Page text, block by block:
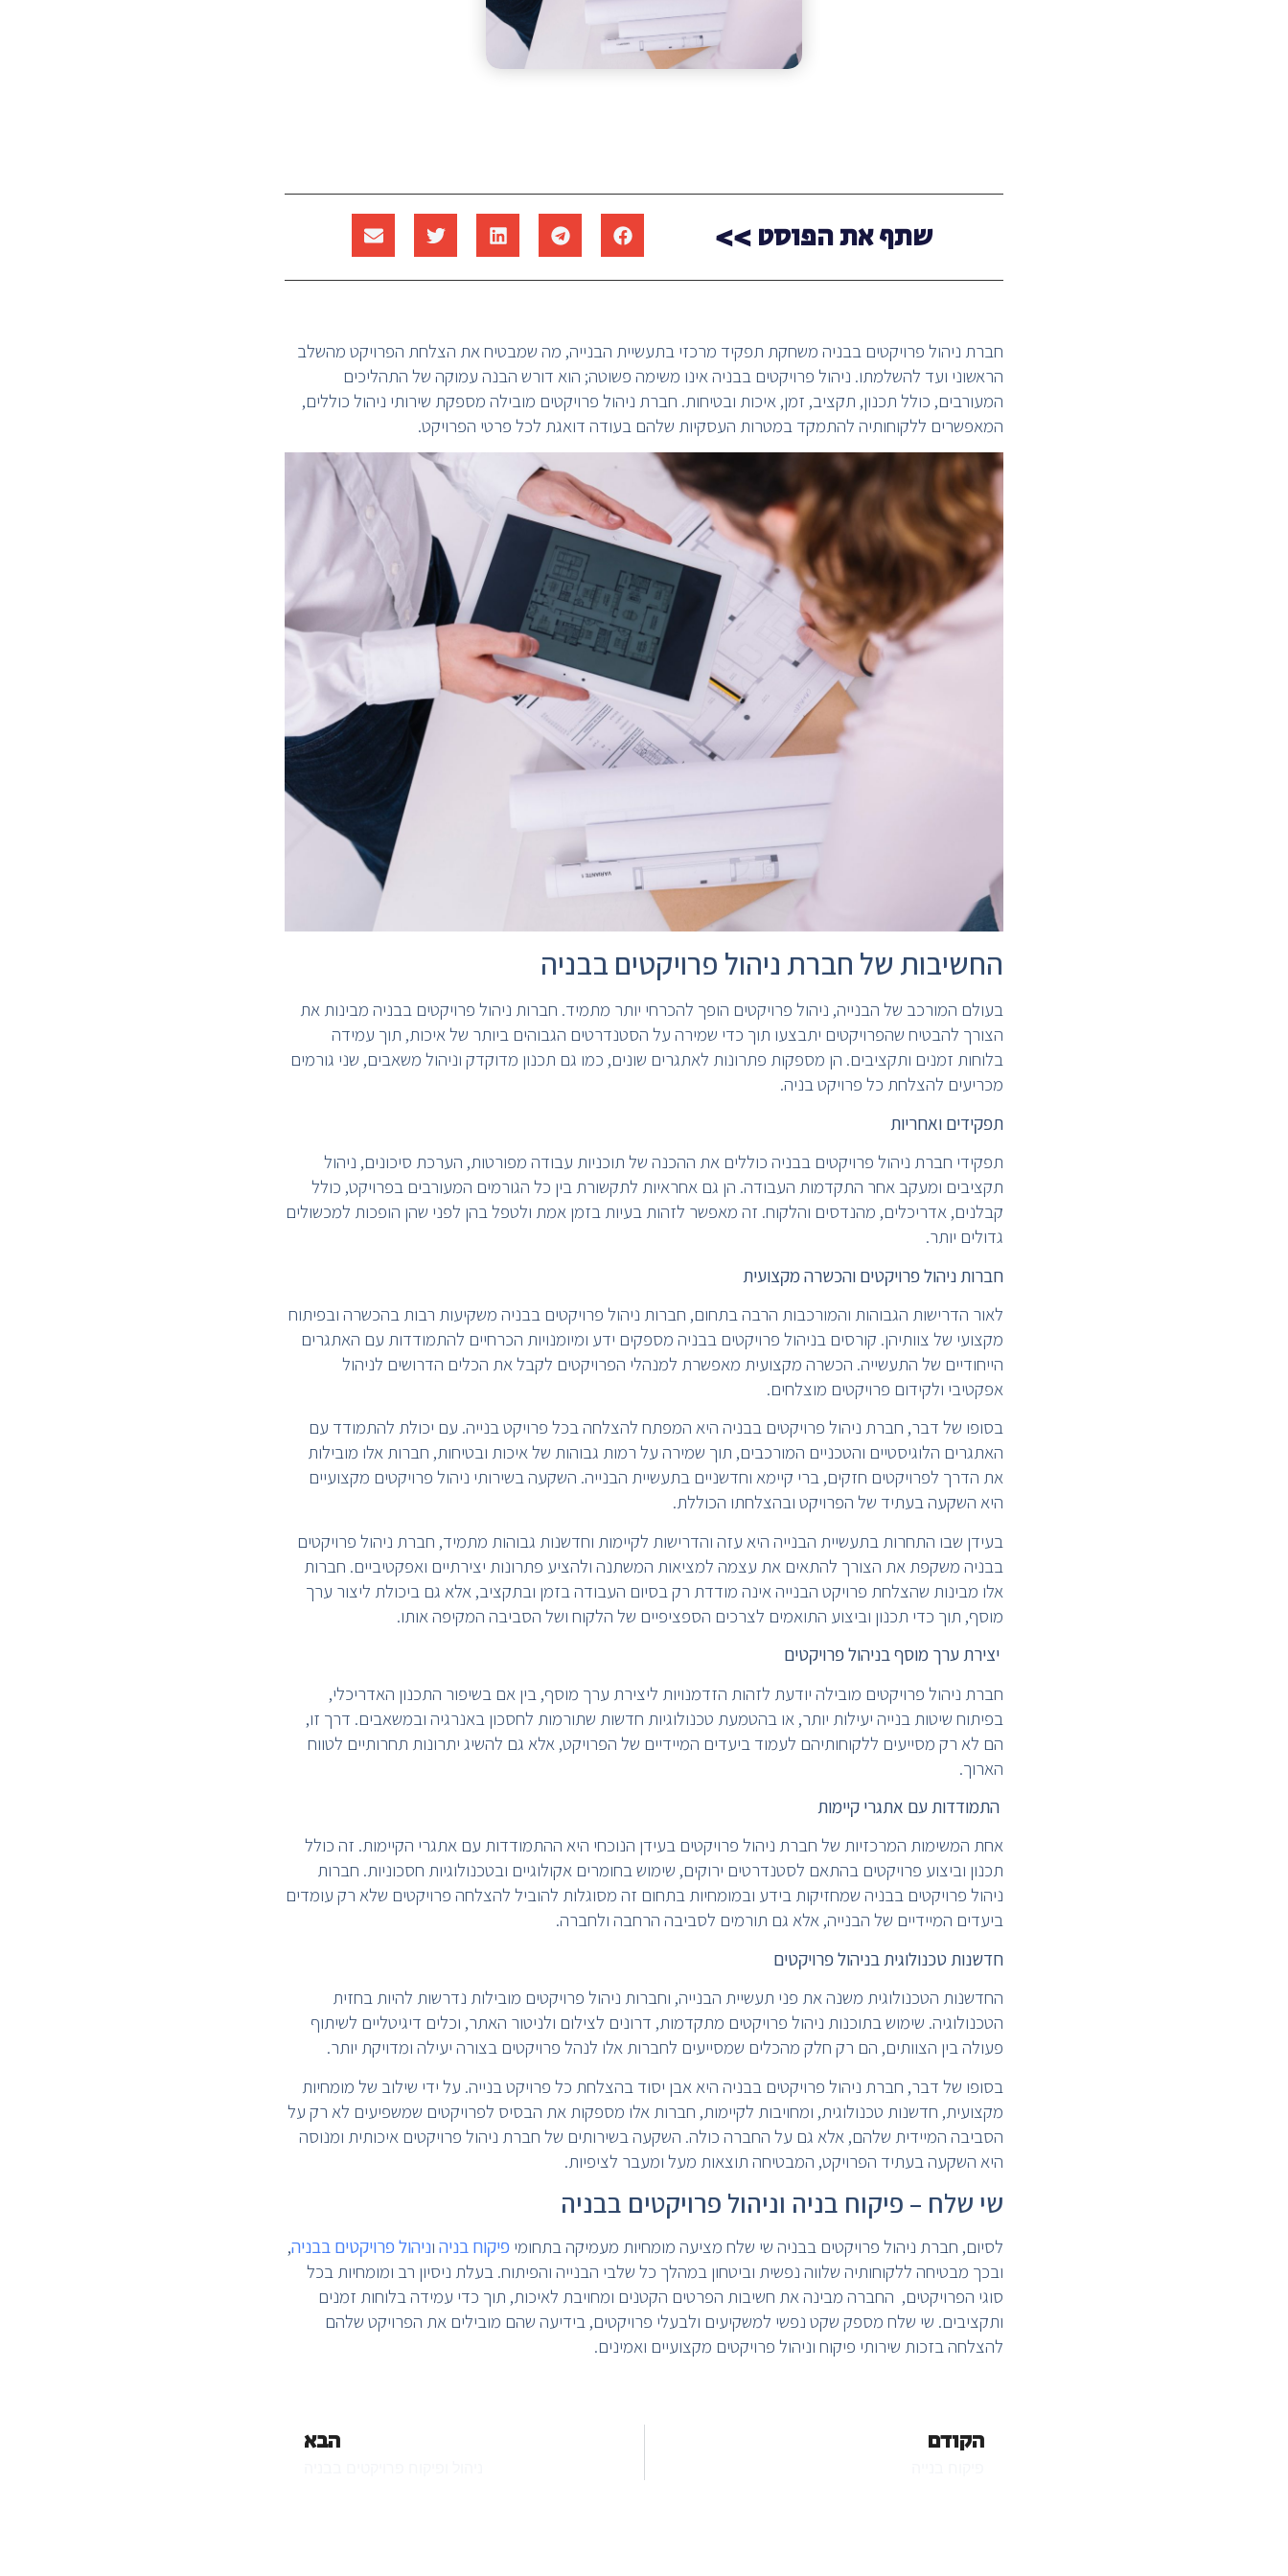
שתף את הפוסט >>
חברת ניהול פרויקטים בבניה משחקת תפקיד מרכזי בתעשיית הבנייה, מה שמבטיח את הצלחת הפרויקט מהשלב
הראשוני ועד להשלמתו. ניהול פרויקטים בבניה אינו משימה פשוטה; הוא דורש הבנה עמוקה של התהליכים
המעורבים, כולל תכנון, תקציב, זמן, איכות ובטיחות. חברת ניהול פרויקטים מובילה מספקת שירותי ניהול כוללים,
המאפשרים ללקוחותיה להתמקד במטרות העסקיות שלהם בעודה דואגת לכל פרטי הפרויקט.
החשיבות של חברת ניהול פרויקטים בבניה
בעולם המורכב של הבנייה, ניהול פרויקטים הופך להכרחי יותר מתמיד. חברות ניהול פרויקטים בבניה מבינות את
הצורך להבטיח שהפרויקטים יתבצעו תוך כדי שמירה על הסטנדרטים הגבוהים ביותר של איכות, תוך עמידה
בלוחות זמנים ותקציבים. הן מספקות פתרונות לאתגרים שונים, כמו גם תכנון מדוקדק וניהול משאבים, שני גורמים
מכריעים להצלחת כל פרויקט בניה.
תפקידים ואחריות
תפקידי חברת ניהול פרויקטים בבניה כוללים את ההכנה של תוכניות עבודה מפורטות, הערכת סיכונים, ניהול
תקציבים ומעקב אחר התקדמות העבודה. הן גם אחראיות לתקשורת בין כל הגורמים המעורבים בפרויקט, כולל
קבלנים, אדריכלים, מהנדסים והלקוח. זה מאפשר לזהות בעיות בזמן אמת ולטפל בהן לפני שהן הופכות למכשולים
גדולים יותר.
חברות ניהול פרויקטים והכשרה מקצועית
לאור הדרישות הגבוהות והמורכבות הרבה בתחום, חברות ניהול פרויקטים בבניה משקיעות רבות בהכשרה ובפיתוח
מקצועי של צוותיהן. קורסים בניהול פרויקטים בבניה מספקים ידע ומיומנויות הכרחיים להתמודדות עם האתגרים
הייחודיים של התעשייה. הכשרה מקצועית מאפשרת למנהלי הפרויקטים לקבל את הכלים הדרושים לניהול
אפקטיבי ולקידום פרויקטים מוצלחים.
בסופו של דבר, חברת ניהול פרויקטים בבניה היא המפתח להצלחה בכל פרויקט בנייה. עם יכולת להתמודד עם
האתגרים הלוגיסטיים והטכניים המורכבים, תוך שמירה על רמות גבוהות של איכות ובטיחות, חברות אלו מובילות
את הדרך לפרויקטים חזקים, ברי קיימא וחדשניים בתעשיית הבנייה. השקעה בשירותי ניהול פרויקטים מקצועיים
היא השקעה בעתיד של הפרויקט ובהצלחתו הכוללת.
בעידן שבו התחרות בתעשיית הבנייה היא עזה והדרישות לקיימות וחדשנות גבוהות מתמיד, חברת ניהול פרויקטים
בבניה משקפת את הצורך להתאים את עצמה למציאות המשתנה ולהציע פתרונות יצירתיים ואפקטיביים. חברות
אלו מבינות שהצלחת פרויקט הבנייה אינה מודדת רק בסיום העבודה בזמן ובתקציב, אלא גם ביכולת ליצור ערך
מוסף, תוך כדי תכנון וביצוע התואמים לצרכים הספציפיים של הלקוח ושל הסביבה המקיפה אותו.
יצירת ערך מוסף בניהול פרויקטים
חברת ניהול פרויקטים מובילה יודעת לזהות הזדמנויות ליצירת ערך מוסף, בין אם בשיפור התכנון האדריכלי,
בפיתוח שיטות בנייה יעילות יותר, או בהטמעת טכנולוגיות חדשות שתורמות לחסכון באנרגיה ובמשאבים. דרך זו,
הם לא רק מסייעים ללקוחותיהם לעמוד ביעדים המיידיים של הפרויקט, אלא גם להשיג יתרונות תחרותיים לטווח
הארוך.
התמודדות עם אתגרי קיימות
אחת המשימות המרכזיות של חברת ניהול פרויקטים בעידן הנוכחי היא ההתמודדות עם אתגרי הקיימות. זה כולל
תכנון וביצוע פרויקטים בהתאם לסטנדרטים ירוקים, שימוש בחומרים אקולוגיים ובטכנולוגיות חסכוניות. חברות
ניהול פרויקטים בבניה שמחזיקות בידע ובמומחיות בתחום זה מסוגלות להוביל להצלחה פרויקטים שלא רק עומדים
ביעדים המיידיים של הבנייה, אלא גם תורמים לסביבה הרחבה ולחברה.
חדשנות טכנולוגית בניהול פרויקטים
החדשנות הטכנולוגית משנה את פני תעשיית הבנייה, וחברות ניהול פרויקטים מובילות נדרשות להיות בחזית
הטכנולוגיה. שימוש בתוכנות ניהול פרויקטים מתקדמות, דרונים לצילום ולניטור האתר, וכלים דיגיטליים לשיתוף
פעולה בין הצוותים, הם רק חלק מהכלים שמסייעים לחברות אלו לנהל פרויקטים בצורה יעילה ומדויקת יותר.
בסופו של דבר, חברת ניהול פרויקטים בבניה היא אבן יסוד בהצלחת כל פרויקט בנייה. על ידי שילוב של מומחיות
מקצועית, חדשנות טכנולוגית, ומחויבות לקיימות, חברות אלו מספקות את הבסיס לפרויקטים שמשפיעים לא רק על
הסביבה המיידית שלהם, אלא גם על החברה כולה. השקעה בשירותים של חברת ניהול פרויקטים איכותית ומנוסה
היא השקעה בעתיד הפרויקט, המבטיחה תוצאות מעל ומעבר לציפיות.
שי שלח – פיקוח בניה וניהול פרויקטים בבניה
לסיום, חברת ניהול פרויקטים בבניה שי שלח מציעה מומחיות מעמיקה בתחומי פיקוח בניה וניהול פרויקטים בבניה,
ובכך מבטיחה ללקוחותיה שלווה נפשית וביטחון במהלך כל שלבי הבנייה והפיתוח. בעלת ניסיון רב ומומחיות בכל
סוגי הפרויקטים, החברה מבינה את חשיבות הפרטים הקטנים ומחויבת לאיכות, תוך כדי עמידה בלוחות זמנים
ותקציבים. שי שלח מספק שקט נפשי למשקיעים ולבעלי פרויקטים, בידיעה שהם מובילים את הפרויקט שלהם
להצלחה בזכות שירותי פיקוח וניהול פרויקטים מקצועיים ואמינים.
הקודם הבא